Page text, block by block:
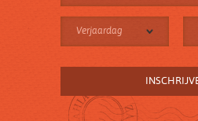
Verjaardag